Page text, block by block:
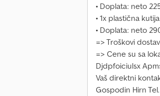
• Doplata: neto
• 1x plastična
• Doplata: neto
=> Troškovi
=> Cene su sa
Djdpfoiciulsx
Vaš direktni
Gospodin Hirn Tel.